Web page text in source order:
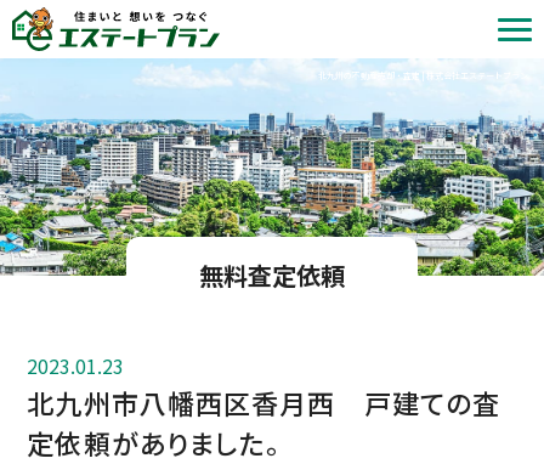
北九州の不動産売却・査定 | 株式会社エステートプラン
無料査定依頼
2023.01.23
北九州市八幡西区香月西 戸建ての査
定依頼がありました。